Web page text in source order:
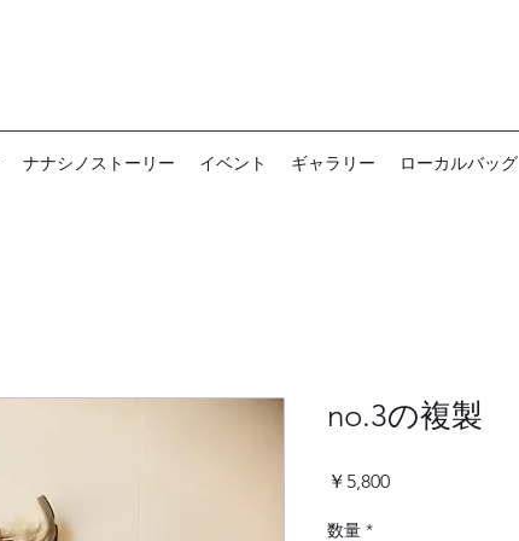
ナナシノストーリー イベント ギャラリー ローカルバッグ
no.3の複製
￥5,800価
数量 *